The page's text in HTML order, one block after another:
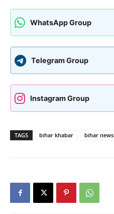
WhatsApp Group
Telegram Group
Instagram Group
TAGS bihar khabar bihar news